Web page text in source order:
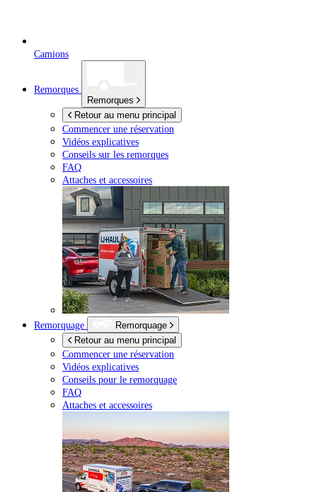
Camions
Remorques
Remorques
Retour au menu principal
Commencer une réservation
Vidéos explicatives
Conseils sur les remorques
FAQ
Attaches et accessoires
Remorquage
Remorquage
Retour au menu principal
Commencer une réservation
Vidéos explicatives
Conseils pour le remorquage
FAQ
Attaches et accessoires